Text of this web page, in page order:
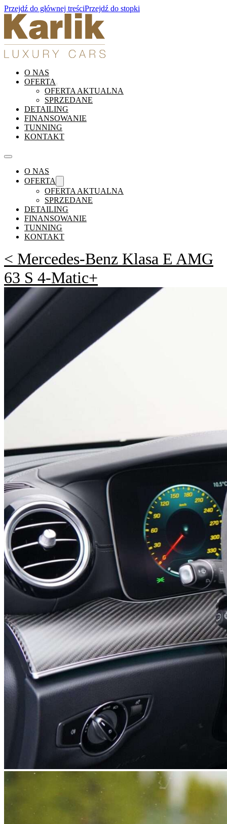
Przejdź do głównej treściPrzejdź do stopki
O NAS
OFERTA
OFERTA AKTUALNA
SPRZEDANE
DETAILING
FINANSOWANIE
TUNNING
KONTAKT
O NAS
OFERTA
OFERTA AKTUALNA
SPRZEDANE
DETAILING
FINANSOWANIE
TUNNING
KONTAKT
< Mercedes-Benz Klasa E AMG
63 S 4-Matic+